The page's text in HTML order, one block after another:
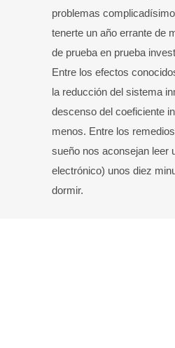
problemas
tenerte un año errante de
de prueba en prueba
Entre los efectos
la reducción del sistema
descenso del coeficiente
menos. Entre los
sueño nos aconsejan leer
electrónico) unos diez
dormir.